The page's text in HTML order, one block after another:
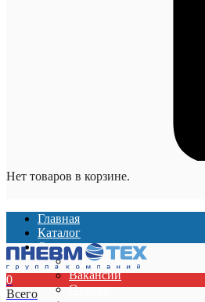
Нет товаров в корзине.
Главная
Каталог
О компании
О компании
Вакансии
Отзывы
0
Всего